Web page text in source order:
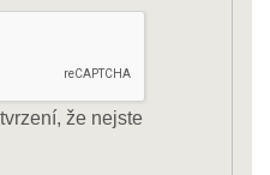
že nejste